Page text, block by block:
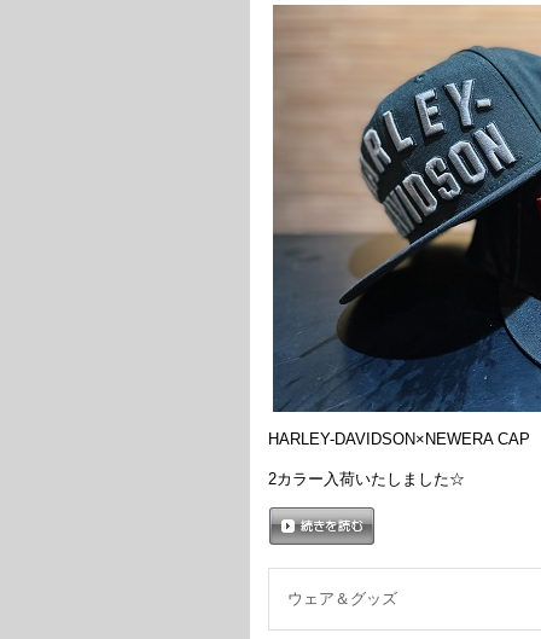
HARLEY-DAVIDSON×NEWERA CAP
2カラー入荷いたしました☆
ウェア＆グッズ